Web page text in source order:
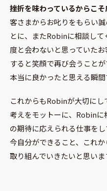
挫折を味わっているからこそ
客さまからお叱りをもらい
とに、またRobinに相談し
度と会わないと思っていた
すると笑顔で再び会うこと
本当に良かったと思える瞬間
これからもRobinが大切にし
考えをモットーに、Robinに
の期待に応えられる仕事を
今自分ができること、これ
取り組んでいきたいと思いま